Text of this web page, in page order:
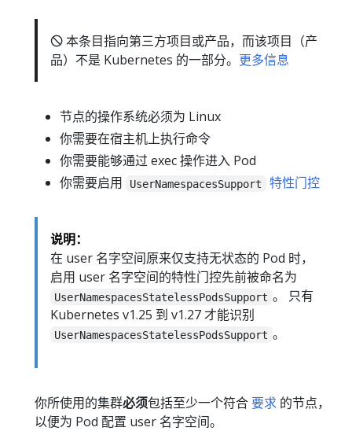
🛇 本条目指向第三方项目或产品，而该项目（产
品）不是 Kubernetes 的一部分。 更多信息
节点的操作系统必须为 Linux
你需要在宿主机上执行命令
你需要能够通过 exec 操作进入 Pod
你需要启用
UserNamespacesSupport 特性门控
说明：
在 user 名字空间原来仅支持无状态的 Pod 时，
启用 user 名字空间的特性门控先前被命名为
UserNamespacesStatelessPodsSupport 。 只有
Kubernetes v1.25 到 v1.27 才能识别
UserNamespacesStatelessPodsSupport 。
你所使用的集群必须包括至少一个符合要求 的节点，
以便为 Pod 配置 user 名字空间。